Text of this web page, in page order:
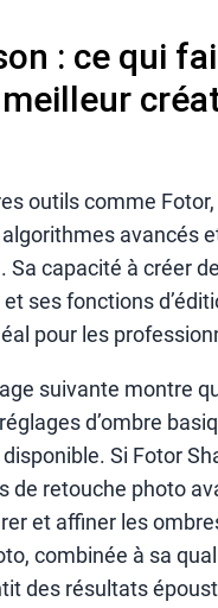
: ce qui
meilleur
outils comme
avancés
Sa capacité à créer
et ses fonctions
pour les
suivante montre
d’ombre
disponible. Si Fotor
de retouche photo
et affiner les
combinée à sa
des résultats